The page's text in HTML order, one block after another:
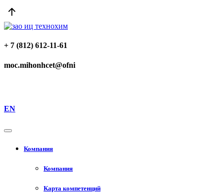
+ 7 (812) 612-11-61
moc.mihonhcet@ofni
EN
Компания
Компания
Карта компетенций